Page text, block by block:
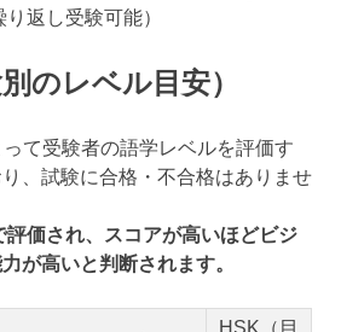
返し受験可能）
のレベル目安）
て受験者の語学レベルを評価す
、試験に合格・不合格はありませ
価され、スコアが高いほどビジ
が高いと判断されます。
HSK（目